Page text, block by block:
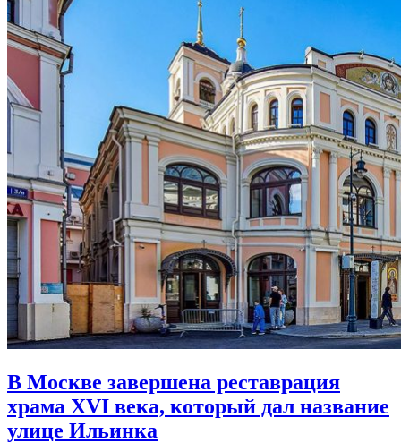
В Москве завершена реставрация
храма XVI века, который дал название
улице Ильинка